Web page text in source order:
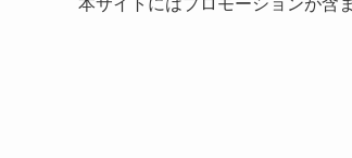
本サイトにはプロモーションが含